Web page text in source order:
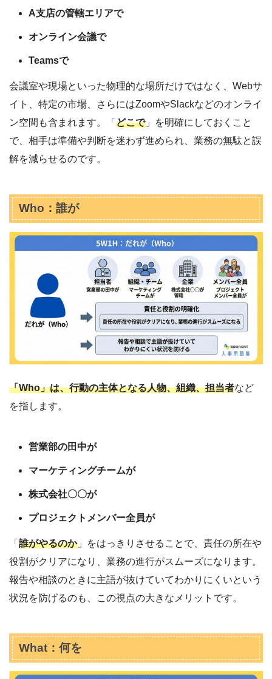
A支店の管轄エリアで
オンライン会議で
Teamsで
会議室や現場といった物理的な場所だけではなく、Webサ
イト、特定の市場、さらにはZoomやSlackなどのオンライ
ン空間も含まれます。「 どこで」を明確にしておくこと
で、相手は準備や判断を迷わず進められ、業務の無駄と誤
解を減らせるのです。
Who：誰が
「Who」は、行動の主体となる人物、組織、担当者など
を指します。
営業部の田中が
マーケティングチームが
株式会社〇〇が
プロジェクトメンバー全員が
「 誰がやるのか」をはっきりさせることで、責任の所在や
役割がクリアになり、業務の進行がスムーズになります。
報告や相談のときに主語が抜けていてわかりにくいという
状況を防げるのも、この視点の大きなメリットです。
What：何を